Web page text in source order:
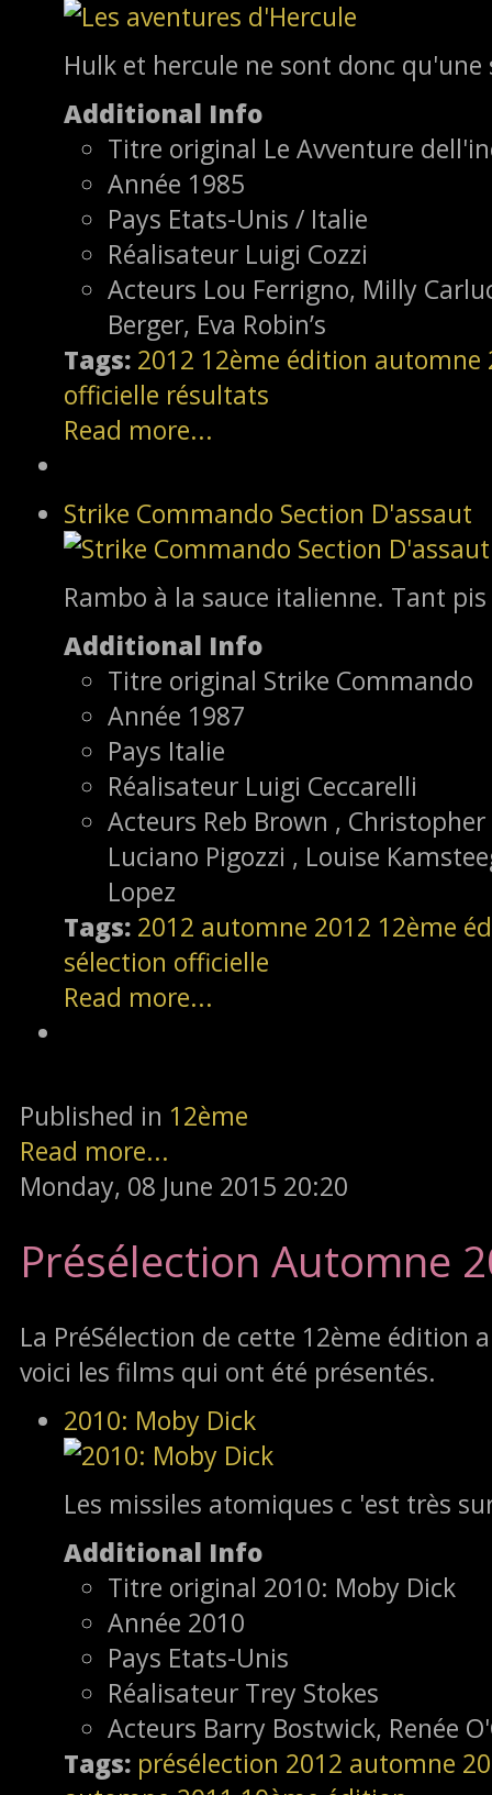
Hulk et hercule ne sont donc
Additional Info
Titre original Le Avventure
Année 1985
Pays Etats-Unis / Italie
Réalisateur Luigi Cozzi
Acteurs Lou Ferrigno, Milly
Berger, Eva Robin’s
Tags: 2012 12ème édition automne
officielle résultats
Read more...
Strike Commando Section D'assaut
Rambo à la sauce italienne. Tant
Additional Info
Titre original Strike Commando
Année 1987
Pays Italie
Réalisateur Luigi Ceccarelli
Acteurs Reb Brown ,
Luciano Pigozzi , Louise
Lopez
Tags: 2012 automne 2012 12ème
sélection officielle
Read more...
Published in 12ème
Read more...
Monday, 08 June 2015 20:20
Présélection Automne
La PréSélection de cette 12ème édition
voici les films qui ont été présentés.
2010: Moby Dick
Les missiles atomiques c 'est très
Additional Info
Titre original 2010: Moby Dick
Année 2010
Pays Etats-Unis
Réalisateur Trey Stokes
Acteurs Barry Bostwick, Renée
Tags: présélection 2012 automne